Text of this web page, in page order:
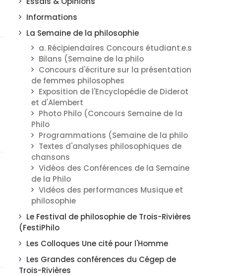
Informations
La Semaine de la philosophie
a. Récipiendaires Concours étudiant.e.s
Bilans (Semaine de la philo
Concours d'écriture sur la présentation
de femmes philosophes
Exposition de l'Encyclopédie de Diderot
et d'Alembert
Photo Philo (Concours Semaine de la
Philo
Programmations (Semaine de la philo
Textes d'analyses philosophiques de
chansons
Vidéos des Conférences de la Semaine
de la Philo
Vidéos des performances Musique et
philosophie
Le Festival de philosophie de Trois-Rivières
(FestiPhilo
Les Colloques Une cité pour l'Homme
Les Grandes conférences du Cégep de
Trois-Rivières